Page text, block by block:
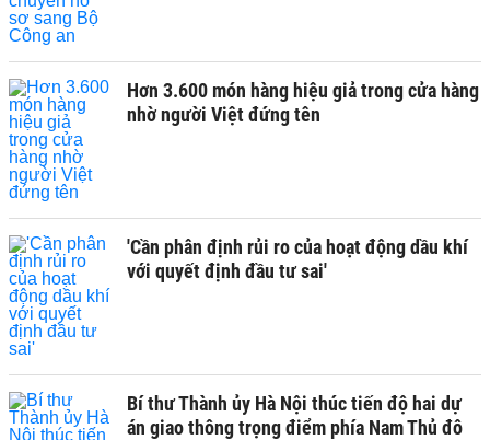
Hơn 3.600 món hàng hiệu giả trong cửa hàng
nhờ người Việt đứng tên
'Cần phân định rủi ro của hoạt động dầu khí
với quyết định đầu tư sai'
Bí thư Thành ủy Hà Nội thúc tiến độ hai dự
án giao thông trọng điểm phía Nam Thủ đô